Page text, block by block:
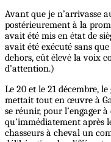
Avant que je n’arrivasse
postérieurement à la
avait été mis en état de
avait été exécuté sans
dehors, eût élevé la voix
d’attention.)
Le 20 et le 21 décembre,
mettait tout en œuvre à
se réunir, pour l’engager
qu’immédiatement après
chasseurs à cheval un